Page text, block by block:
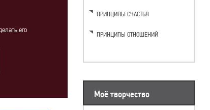
его
ПРИНЦИПЫ СЧАСТЬЯ
ПРИНЦИПЫ ОТНОШЕНИЙ
Моё творчество